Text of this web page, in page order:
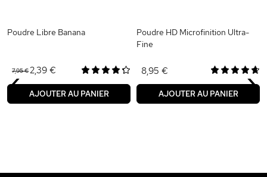
Poudre Libre Banana
7,95 €2,39 €
AJOUTER AU PANIER
Poudre HD Microfinition Ultra-
Fine
8,95 €
AJOUTER AU PANIER
‹ ›